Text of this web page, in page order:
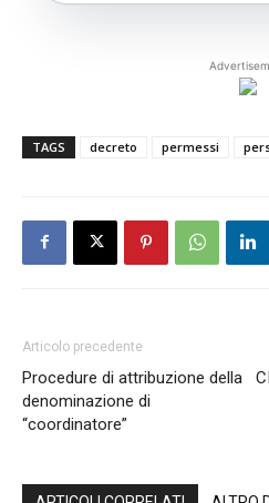
TAGS decreto permessi
Articolo precedente
Procedure di attribuzione della
denominazione di
“coordinatore”